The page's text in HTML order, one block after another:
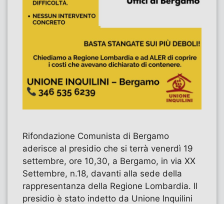
Rifondazione Comunista di Bergamo
aderisce al presidio che si terrà venerdì 19
settembre, ore 10,30, a Bergamo, in via XX
Settembre, n.18, davanti alla sede della
rappresentanza della Regione Lombardia. Il
presidio è stato indetto da Unione Inquilini